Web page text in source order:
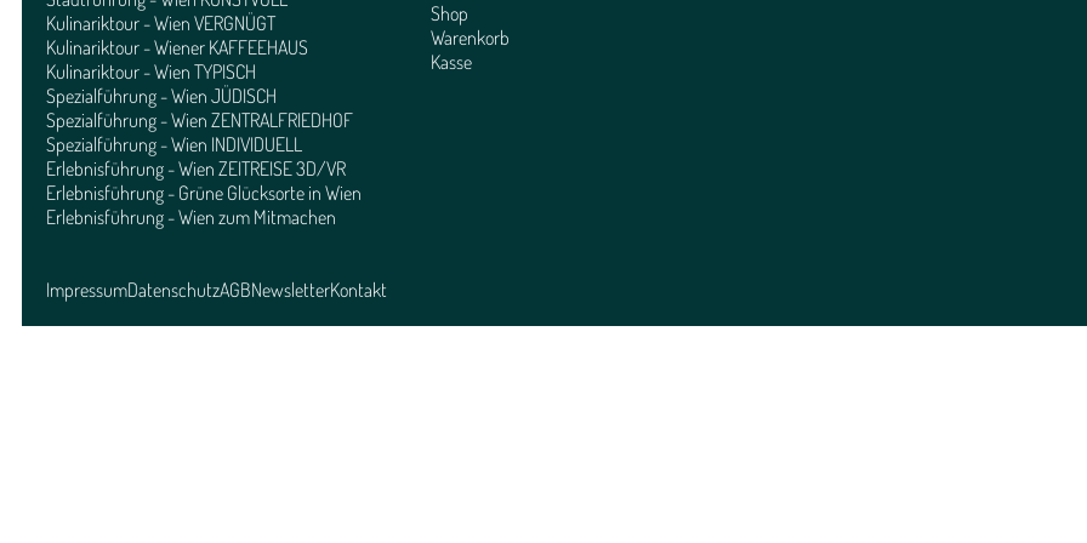
Kulinariktour - Wien VERGNÜGT
Kulinariktour - Wiener KAFFEEHAUS
Kulinariktour - Wien TYPISCH
Spezialführung - Wien JÜDISCH
Spezialführung - Wien ZENTRALFRIEDHOF
Spezialführung - Wien INDIVIDUELL
Erlebnisführung - Wien ZEITREISE 3D/VR
Erlebnisführung - Grüne Glücksorte in Wien
Erlebnisführung - Wien zum Mitmachen
Shop
Warenkorb
Kasse
ImpressumDatenschutzAGBNewsletterKontakt